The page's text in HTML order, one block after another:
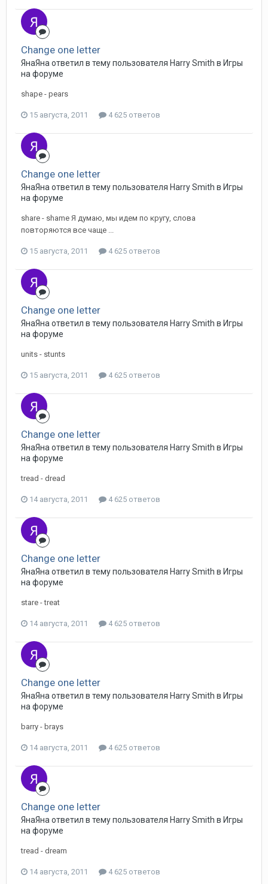
Change one letter
ЯнаЯна ответил в тему пользователя Harry Smith в Игры
на форуме
shape - pears
15 августа, 2011 4 625 ответов
Change one letter
ЯнаЯна ответил в тему пользователя Harry Smith в Игры
на форуме
share - shame Я думаю, мы идем по кругу, слова
повторяются все чаще ...
15 августа, 2011 4 625 ответов
Change one letter
ЯнаЯна ответил в тему пользователя Harry Smith в Игры
на форуме
units - stunts
15 августа, 2011 4 625 ответов
Change one letter
ЯнаЯна ответил в тему пользователя Harry Smith в Игры
на форуме
tread - dread
14 августа, 2011 4 625 ответов
Change one letter
ЯнаЯна ответил в тему пользователя Harry Smith в Игры
на форуме
stare - treat
14 августа, 2011 4 625 ответов
Change one letter
ЯнаЯна ответил в тему пользователя Harry Smith в Игры
на форуме
barry - brays
14 августа, 2011 4 625 ответов
Change one letter
ЯнаЯна ответил в тему пользователя Harry Smith в Игры
на форуме
tread - dream
14 августа, 2011 4 625 ответов